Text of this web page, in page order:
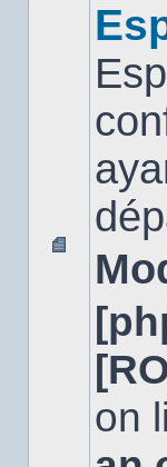
Aucun
message
non
on